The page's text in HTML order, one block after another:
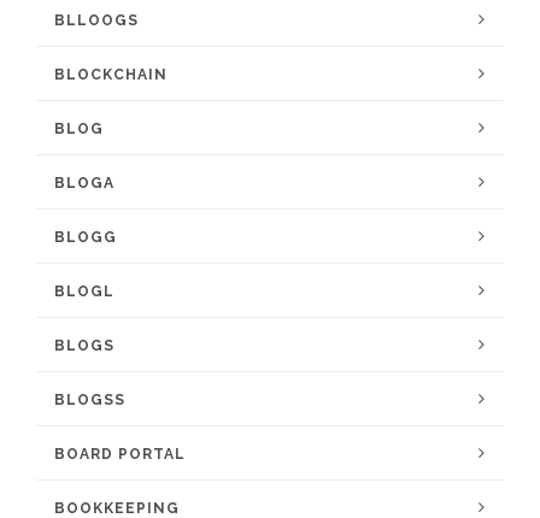
BLLOOGS
BLOCKCHAIN
BLOG
BLOGA
BLOGG
BLOGL
BLOGS
BLOGSS
BOARD PORTAL
BOOKKEEPING